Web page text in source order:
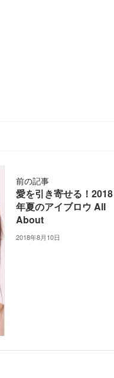
前の記事
愛を引き寄せる！2018
年夏のアイブロウ All
About
2018年8月10日